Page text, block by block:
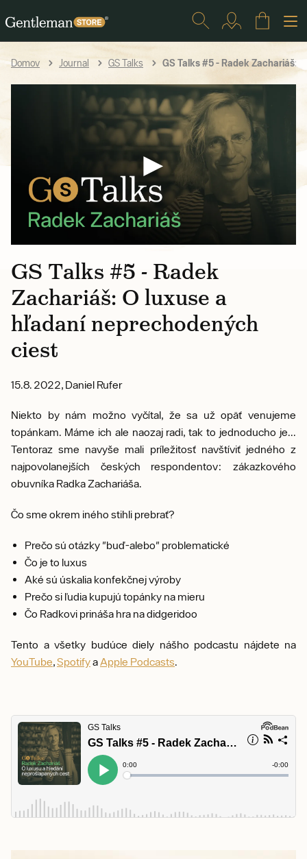
Domov Journal GS Talks GS Talks #5 - Radek Zachariáš:
GS Talks #5 - Radek
Zachariáš: O luxuse a
hľadaní neprechodených
ciest
15.8. 2022, Daniel Rufer
Niekto by nám možno vyčítal, že sa už opäť venujeme
topánkam. Máme ich ale naozaj radi, tak to jednoducho je...
Tentoraz sme navyše mali príležitosť navštíviť jedného z
najpovolanejších českých respondentov: zákazkového
obuvníka Radka Zachariáša.
Čo sme okrem iného stihli prebrať?
Prečo sú otázky "buď-alebo" problematické
Čo je to luxus
Aké sú úskalia konfekčnej výroby
Prečo si ľudia kupujú topánky na mieru
Čo Radkovi prináša hra na didgeridoo
Tento a všetky budúce diely nášho podcastu nájdete na
YouTube,SpotifyaApple Podcasts.